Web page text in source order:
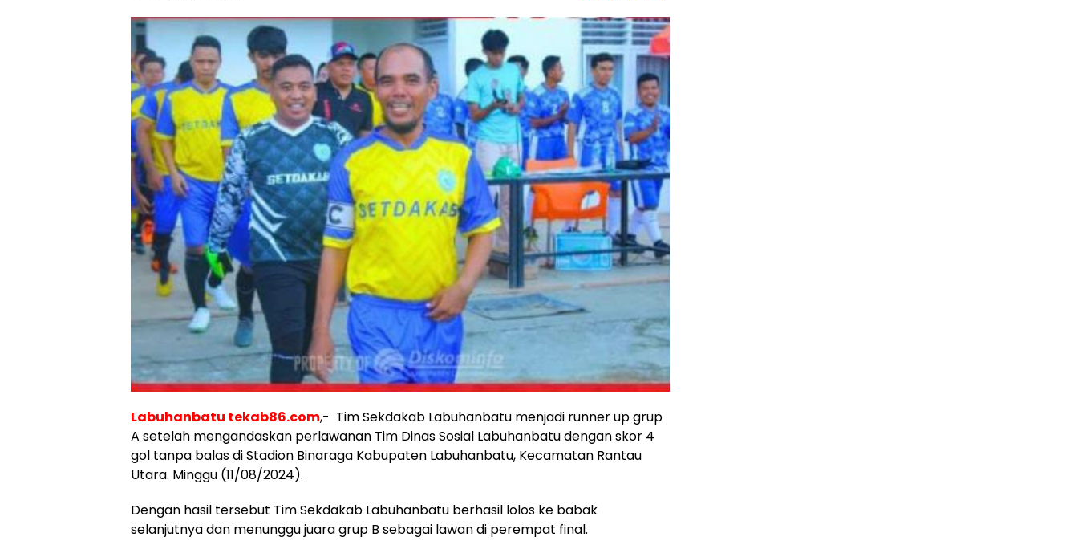
Labuhanbatu tekab86.com,- Tim Sekdakab Labuhanbatu menjadi runner up grup
A setelah mengandaskan perlawanan Tim Dinas Sosial Labuhanbatu dengan skor 4
gol tanpa balas di Stadion Binaraga Kabupaten Labuhanbatu, Kecamatan Rantau
Utara. Minggu (11/08/2024).
Dengan hasil tersebut Tim Sekdakab Labuhanbatu berhasil lolos ke babak
selanjutnya dan menunggu juara grup B sebagai lawan di perempat final.